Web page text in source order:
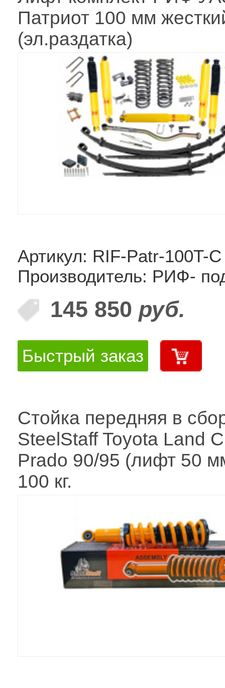
Патриот 100 мм
(эл.раздатка)
Артикул: RIF-Patr-100T-C
Производитель: РИФ-
145 850 руб.
Быстрый заказ
Стойка передняя в
SteelStaff Toyota Land
Prado 90/95 (лифт 50
100 кг.